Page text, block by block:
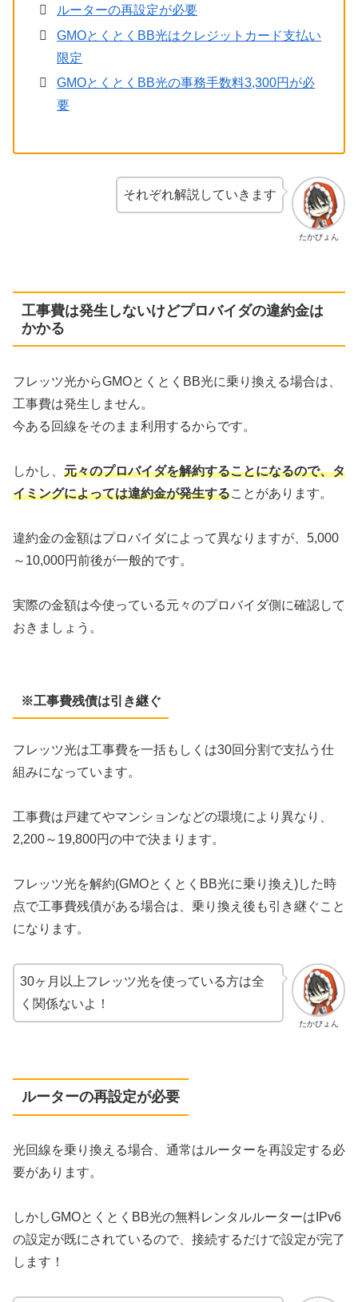
ルーターの再設定が必要
GMOとくとくBB光はクレジットカード支払い
限定
GMOとくとくBB光の事務手数料3,300円が必
要
たかぴょん
それぞれ解説していきます
工事費は発生しないけどプロバイダの違約金は
かかる
フレッツ光からGMOとくとくBB光に乗り換える場合は、
工事費は発生しません。
今ある回線をそのまま利用するからです。
しかし、 元々のプロバイダを解約することになるので、タ
イミングによっては違約金が発生することがあります。
違約金の金額はプロバイダによって異なりますが、5,000
～10,000円前後が一般的です。
実際の金額は今使っている元々のプロバイダ側に確認して
おきましょう。
※工事費残債は引き継ぐ
フレッツ光は工事費を一括もしくは30回分割で支払う仕
組みになっています。
工事費は戸建てやマンションなどの環境により異なり、
2,200～19,800円の中で決まります。
フレッツ光を解約(GMOとくとくBB光に乗り換え)した時
点で工事費残債がある場合は、乗り換え後も引き継ぐこと
になります。
たかぴょん
30ヶ月以上フレッツ光を使っている方は全
く関係ないよ！
ルーターの再設定が必要
光回線を乗り換える場合、通常はルーターを再設定する必
要があります。
しかしGMOとくとくBB光の無料レンタルルーターはIPv6
の設定が既にされているので、接続するだけで設定が完了
します！